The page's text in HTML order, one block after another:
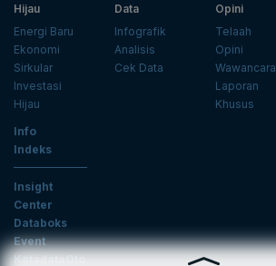
Hijau
Energi Baru
Ekonomi
Sirkular
Investasi
Hijau
Data
Infografik
Analisis
Cek Data
Opini
Telaah
Opini
Wawancara
Laporan
Khusus
Info
Indeks
Insight
Center
Databoks
Event
KatadataOto